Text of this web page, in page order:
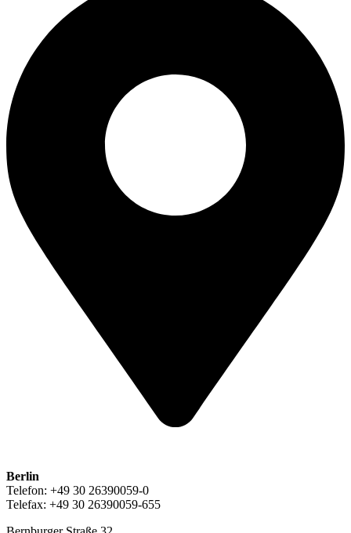
Berlin
Telefon: +49 30 26390059-0
Telefax: +49 30 26390059-655